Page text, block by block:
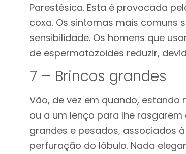
Parestésica. Esta é provocada
coxa. Os sintomas mais comuns
sensibilidade. Os homens que
de espermatozoides reduzir,
7 – Brincos grandes
Vão, de vez em quando,
ou a um lenço para lhe
grandes e pesados, associados
perfuração do lóbulo. Nada